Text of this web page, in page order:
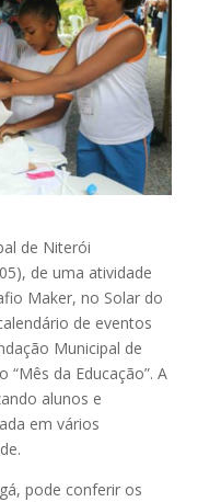
de Niterói
de uma atividade
Maker, no Solar do
de eventos
Municipal de
da Educação”. A
alunos e
em vários
pode conferir os